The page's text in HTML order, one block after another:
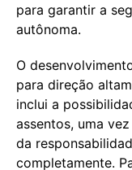
para garantir a
autônoma.
O
para direção
inclui a
assentos, uma
da
completamente.